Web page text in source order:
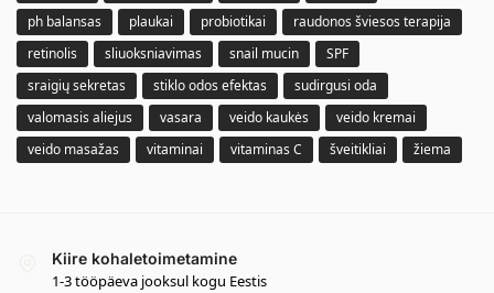
ph balansas
plaukai probiotikai
raudonos šviesos terapija
retinolis
sliuoksniavimas snail mucin
SPF
sraigių sekretas
stiklo odos efektas
sudirgusi oda
valomasis aliejus
vasara veido kaukės
veido kremai
veido masažas
vitaminai vitaminas C šveitikliai žiema
Kiire kohaletoimetamine
1-3 tööpäeva jooksul kogu Eestis